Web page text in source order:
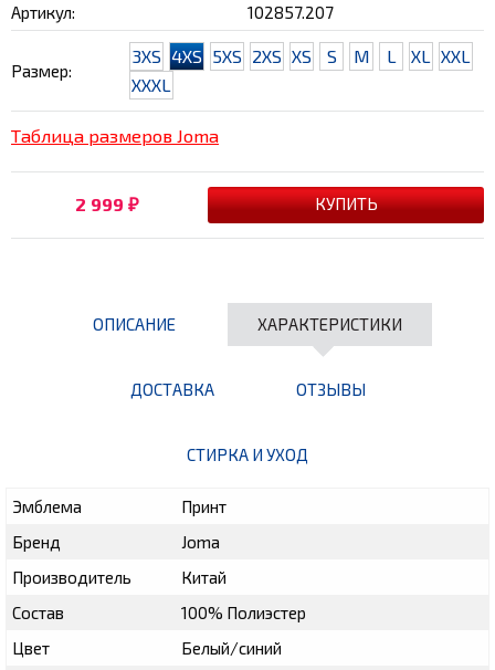
Артикул: 102857.207
Размер:
3XS 4XS 5XS 2XS XS S M L XL
XXL
XXXL
Таблица размеров Joma
2 999 ₽
ОПИСАНИЕ ХАРАКТЕРИСТИКИ
ДОСТАВКА ОТЗЫВЫ
СТИРКА И УХОД
Эмблема
Принт
Бренд
Joma
Производитель
Китай
Состав
100% Полиэстер
Цвет
Белый/синий